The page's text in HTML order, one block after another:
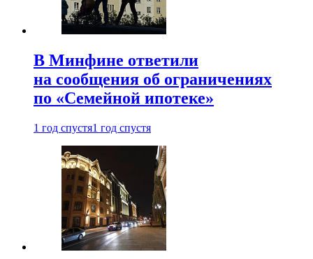
В Минфине ответили
на сообщения об ограничениях
по «Семейной ипотеке»
1 год спустя1 год спустя